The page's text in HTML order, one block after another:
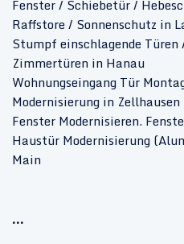
Fenster / Schiebetür /
Raffstore / Sonnenschutz in
Stumpf einschlagende Türen
Zimmertüren in Hanau
Wohnungseingang Tür
Modernisierung in Zellhausen
Fenster Modernisieren.
Haustür Modernisierung
Main
...